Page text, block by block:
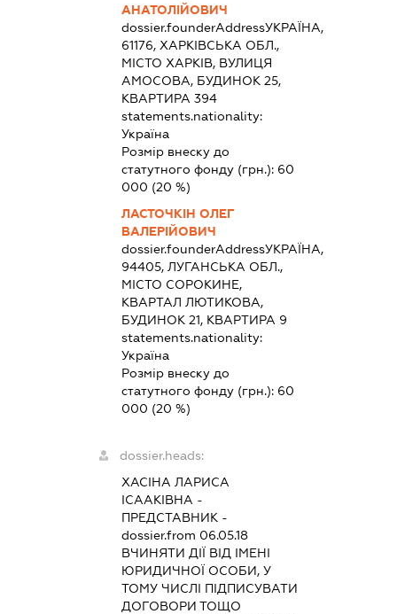
АНАТОЛІЙОВИЧ
dossier.founderAddressУКРАЇНА,
61176, ХАРКІВСЬКА ОБЛ.,
МІСТО ХАРКІВ, ВУЛИЦЯ
АМОСОВА, БУДИНОК 25,
КВАРТИРА 394
statements.nationality:
Україна
Розмір внеску до
статутного фонду (грн.): 60
000 (20 %)
ЛАСТОЧКІН ОЛЕГ
ВАЛЕРІЙОВИЧ
dossier.founderAddressУКРАЇНА,
94405, ЛУГАНСЬКА ОБЛ.,
МІСТО СОРОКИНЕ,
КВАРТАЛ ЛЮТИКОВА,
БУДИНОК 21, КВАРТИРА 9
statements.nationality:
Україна
Розмір внеску до
статутного фонду (грн.): 60
000 (20 %)
dossier.heads:
ХАСІНА ЛАРИСА
ІСААКІВНА -
ПРЕДСТАВНИК -
dossier.from 06.05.18
ВЧИНЯТИ ДІЇ ВІД ІМЕНІ
ЮРИДИЧНОЇ ОСОБИ, У
ТОМУ ЧИСЛІ ПІДПИСУВАТИ
ДОГОВОРИ ТОЩО